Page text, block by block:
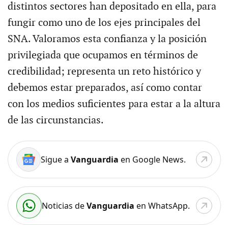
distintos sectores han depositado en ella, para
fungir como uno de los ejes principales del
SNA. Valoramos esta confianza y la posición
privilegiada que ocupamos en términos de
credibilidad; representa un reto histórico y
debemos estar preparados, así como contar
con los medios suficientes para estar a la altura
de las circunstancias.
Sigue a Vanguardia en Google News.
Noticias deVanguardia en WhatsApp.